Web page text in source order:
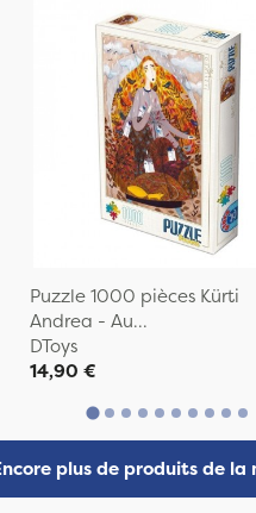
Puzzle 1000 pièces Kürti
Andrea - Au...
DToys
14,90 €
plus de produits de la